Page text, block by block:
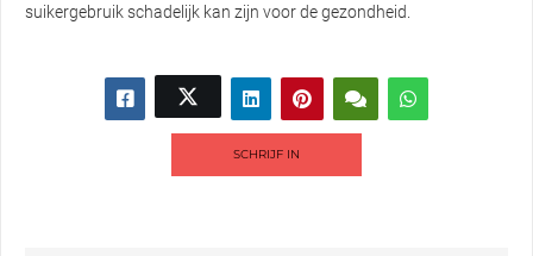
suikergebruik schadelijk kan zijn voor de gezondheid.
SCHRIJF IN